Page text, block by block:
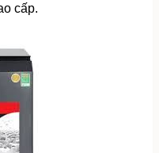
cấp.